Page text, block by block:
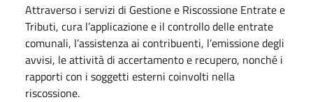
Attraverso i servizi di Gestione e Riscossione Entrate e
Tributi, cura l’applicazione e il controllo delle entrate
comunali, l’assistenza ai contribuenti, l’emissione degli
avvisi, le attività di accertamento e recupero, nonché i
rapporti con i soggetti esterni coinvolti nella
riscossione.